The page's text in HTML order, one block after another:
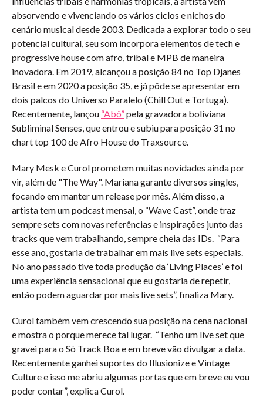
absorvendo e vivenciando os vários ciclos e nichos do
cenário musical desde 2003. Dedicada a explorar todo o seu
potencial cultural, seu som incorpora elementos de tech e
progressive house com afro, tribal e MPB de maneira
inovadora. Em 2019, alcançou a posição 84 no Top Djanes
Brasil e em 2020 a posição 35, e já pôde se apresentar em
dois palcos do Universo Paralelo (Chill Out e Tortuga).
Recentemente, lançou “Abô”pela gravadora boliviana
Subliminal Senses, que entrou e subiu para posição 31 no
chart top 100 de Afro House do Traxsource.
Mary Mesk e Curol prometem muitas novidades ainda por
vir, além de "The Way". Mariana garante diversos singles,
focando em manter um release por mês. Além disso, a
artista tem um podcast mensal, o “Wave Cast”, onde traz
sempre sets com novas referências e inspirações junto das
tracks que vem trabalhando, sempre cheia das IDs. “Para
esse ano, gostaria de trabalhar em mais live sets especiais.
No ano passado tive toda produção da ‘Living Places’ e foi
uma experiência sensacional que eu gostaria de repetir,
então podem aguardar por mais live sets”, finaliza Mary.
Curol também vem crescendo sua posição na cena nacional
e mostra o porque merece tal lugar. “Tenho um live set que
gravei para o Só Track Boa e em breve vão divulgar a data.
Recentemente ganhei suportes do Illusionize e Vintage
Culture e isso me abriu algumas portas que em breve eu vou
poder contar”, explica Curol.